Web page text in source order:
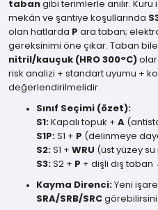
taban gibi terimlerle anılır.
mekân ve şantiye koşullarında
olan hatlarda P ara taban;
gereksinimi öne çıkar. Taban
nitril/kauçuk (HRO 300°C)
risk analizi + standart uyumu +
değerlendirilmelidir.
Sınıf Seçimi (özet):
S1: Kapalı topuk + A
S1P: S1 + P (delinmeye
S2: S1 + WRU (üst yüzey su
S3: S2 + P + dişli dış taban
Kayma Direnci: Yeni
SRA/SRB/SRC